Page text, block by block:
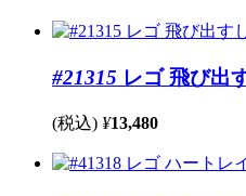
#21315 レゴ 飛び出
(税込) ¥13,480